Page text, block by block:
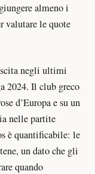
almeno i
valutare le quote
negli ultimi
2024. Il club greco
d’Europa e su un
nelle partite
è quantificabile: le
un dato che gli
quando